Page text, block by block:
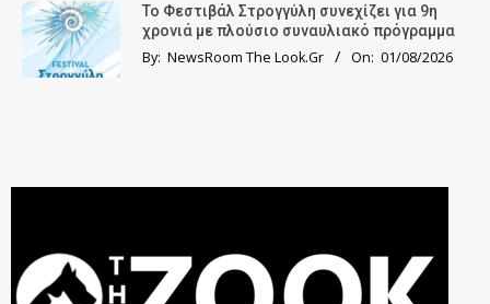
Το Φεστιβάλ Στρογγύλη συνεχίζει για 9η
χρονιά με πλούσιο συναυλιακό πρόγραμμα
By: NewsRoom The Look.Gr On: 01/08/2026